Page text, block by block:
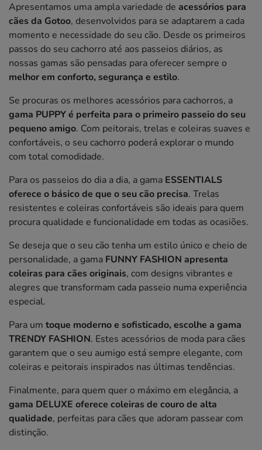
Apresentamos uma ampla variedade de acessórios para
cães da Gotoo, desenvolvidos para se adaptarem a cada
momento e necessidade do seu cão. Desde os primeiros
passos do seu cachorro até aos passeios diários, as
nossas gamas são pensadas para oferecer sempre o
melhor em conforto, segurança e estilo.
Se procuras os melhores acessórios para cachorros, a
gama PUPPY é perfeita para o primeiro passeio do seu
pequeno amigo. Com peitorais, trelas e coleiras suaves e
confortáveis, o seu cachorro poderá explorar o mundo
com total comodidade.
Para os passeios do dia a dia, a gama ESSENTIALS
oferece o básico de que o seu cão precisa. Trelas
resistentes e coleiras confortáveis são ideais para quem
procura qualidade e funcionalidade em todas as ocasiões.
Se deseja que o seu cão tenha um estilo único e cheio de
personalidade, a gama FUNNY FASHION apresenta
coleiras para cães originais, com designs vibrantes e
alegres que transformam cada passeio numa experiência
especial.
Para um toque moderno e sofisticado, escolhe a gama
TRENDY FASHION. Estes acessórios de moda para cães
garantem que o seu aumigo está sempre elegante, com
coleiras e peitorais inspirados nas últimas tendências.
Finalmente, para quem quer o máximo em elegância, a
gama DELUXE oferece coleiras de couro de alta
qualidade, perfeitas para cães que adoram passear com
distinção.